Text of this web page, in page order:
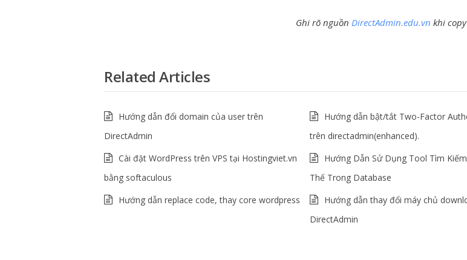
Ghi rõ nguồn DirectAdmin.edu.vn khi
Related Articles
Hướng dẫn đổi domain của user trên
DirectAdmin
Hướng dẫn bật/tắt Two-Factor
trên directadmin(enhanced).
Cài đặt WordPress trên VPS tại Hostingviet.vn
bằng softaculous
Hướng Dẫn Sử Dụng Tool Tìm
Thế Trong Database
Hướng dẫn replace code, thay core wordpress
Hướng dẫn thay đổi máy chủ
DirectAdmin